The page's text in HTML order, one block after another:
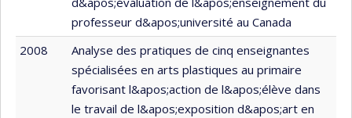
professeur d&apos;université au Canada
2008
Analyse des pratiques de cinq enseignantes
spécialisées en arts plastiques au primaire
favorisant l&apos;action de l&apos;élève dans
le travail de l&apos;exposition d&apos;art en